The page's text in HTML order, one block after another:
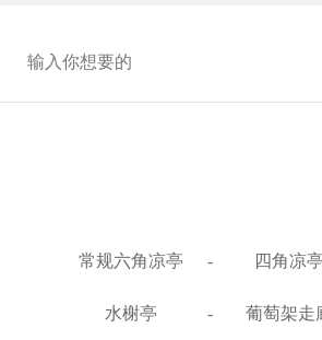
常规六角凉亭 - 四角凉亭
水榭亭 - 葡萄架走